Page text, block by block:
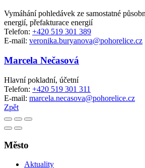
Vymáhání pohledávek ze samostatné
energií, přefakturace energií
Telefon: +420 519 301 389
E-mail: veronika.buryanova@pohorelice.cz
Marcela Nečasová
Hlavní pokladní, účetní
Telefon: +420 519 301 311
E-mail: marcela.necasova@pohorelice.cz
Zpět
Město
Aktuality